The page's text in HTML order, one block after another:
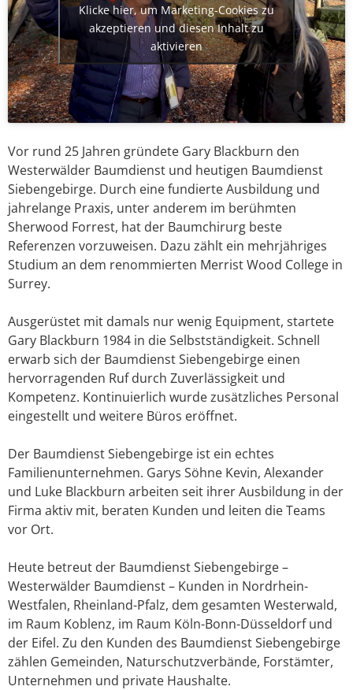
Klicke hier, um Marketing-Cookies zu
akzeptieren und diesen Inhalt zu
aktivieren
Vor rund 25 Jahren gründete Gary Blackburn den
Westerwälder Baumdienst und heutigen Baumdienst
Siebengebirge. Durch eine fundierte Ausbildung und
jahrelange Praxis, unter anderem im berühmten
Sherwood Forrest, hat der Baumchirurg beste
Referenzen vorzuweisen. Dazu zählt ein mehrjähriges
Studium an dem renommierten Merrist Wood College in
Surrey.
Ausgerüstet mit damals nur wenig Equipment, startete
Gary Blackburn 1984 in die Selbstständigkeit. Schnell
erwarb sich der Baumdienst Siebengebirge einen
hervorragenden Ruf durch Zuverlässigkeit und
Kompetenz. Kontinuierlich wurde zusätzliches Personal
eingestellt und weitere Büros eröffnet.
Der Baumdienst Siebengebirge ist ein echtes
Familienunternehmen. Garys Söhne Kevin, Alexander
und Luke Blackburn arbeiten seit ihrer Ausbildung in der
Firma aktiv mit, beraten Kunden und leiten die Teams
vor Ort.
Heute betreut der Baumdienst Siebengebirge –
Westerwälder Baumdienst – Kunden in Nordrhein-
Westfalen, Rheinland-Pfalz, dem gesamten Westerwald,
im Raum Koblenz, im Raum Köln-Bonn-Düsseldorf und
der Eifel. Zu den Kunden des Baumdienst Siebengebirge
zählen Gemeinden, Naturschutzverbände, Forstämter,
Unternehmen und private Haushalte.